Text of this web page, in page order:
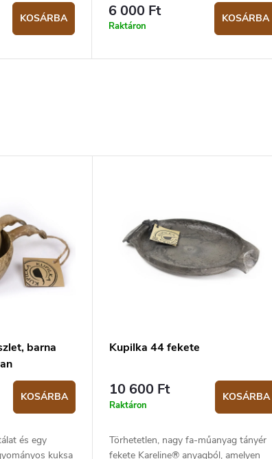
KOSÁRBA 6 000 Ft
Raktáron
KOSÁRBA
barna
KOSÁRBA
és egy
kuksa
Kupilka 44 fekete
10 600 Ft
Raktáron
KOSÁRBA
Törhetetlen, nagy fa-műanyag tányér
fekete Kareline® anyagból, amelyen